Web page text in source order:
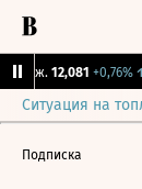
Бирж. 12,081 +0,76%↑
Ситуация на
Подписка